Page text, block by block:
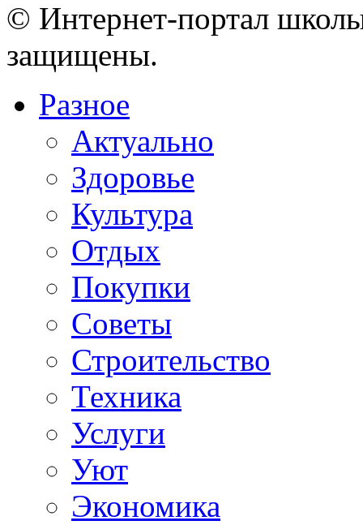
© Интернет-портал
защищены.
Разное
Актуально
Здоровье
Культура
Отдых
Покупки
Советы
Строительство
Техника
Услуги
Уют
Экономика